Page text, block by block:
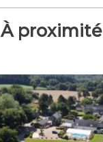
À proximité